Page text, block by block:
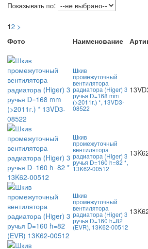
Показывать по:
12 >
Фото
Наименование
Шкив
промежуточный
вентилятора
радиатора (Higer) 3
ручья D=168 mm
(>2011г.) *, 13VD3-
08522
Шкив
промежуточный
вентилятора
радиатора (Higer) 3
ручья D=160 h=82 *,
13K62-00512
Шкив
промежуточный
вентилятора
радиатора (Higer) 3
ручья D=160 h=82
(EVR), 13K62-00512